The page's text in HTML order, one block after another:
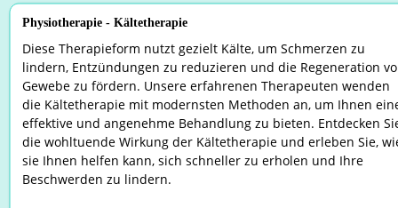
Physiotherapie - Kältetherapie
Diese Therapieform nutzt gezielt Kälte, um Schmerzen zu
lindern, Entzündungen zu reduzieren und die Regeneration
Gewebe zu fördern. Unsere erfahrenen Therapeuten wenden
die Kältetherapie mit modernsten Methoden an, um Ihnen
effektive und angenehme Behandlung zu bieten. Entdecken
die wohltuende Wirkung der Kältetherapie und erleben Sie,
sie Ihnen helfen kann, sich schneller zu erholen und Ihre
Beschwerden zu lindern.